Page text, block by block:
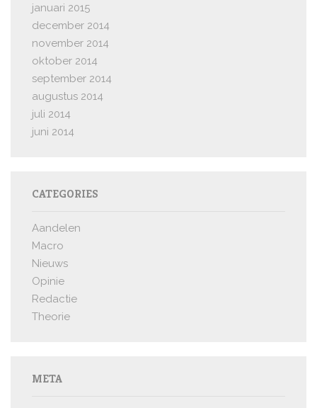
januari 2015
december 2014
november 2014
oktober 2014
september 2014
augustus 2014
juli 2014
juni 2014
CATEGORIES
Aandelen
Macro
Nieuws
Opinie
Redactie
Theorie
META